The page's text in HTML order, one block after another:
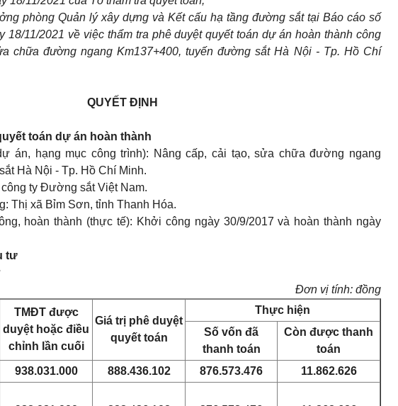
phòng Quản lý xây dựng và Kết cấu hạ tầng đường sắt tại Báo cáo số
18/11/2021 về việc thẩm tra phê duyệt quyết toán dự án hoàn thành công
chữa đường ngang Km137+400, tuyến đường sắt Hà Nội - Tp. Hồ Chí
QUYẾT ĐỊNH
toán dự án hoàn thành
án, hạng mục công trình): Nâng cấp, cải tạo, sửa chữa đường ngang
Hà Nội - Tp. Hồ Chí Minh.
ty Đường sắt Việt Nam.
Thị xã Bỉm Sơn, tỉnh Thanh Hóa.
hoàn thành (thực tế): Khởi công ngày 30/9/2017 và hoàn thành ngày
tư
Đơn vị tính: đồng
TMĐT được
duyệt hoặc điều
chỉnh lần cuối
Giá trị phê duyệt
quyết toán
Thực hiện
Số vốn đã
thanh toán
Còn được thanh
toán
938.031.000 888.436.102 876.573.476
11.862.626